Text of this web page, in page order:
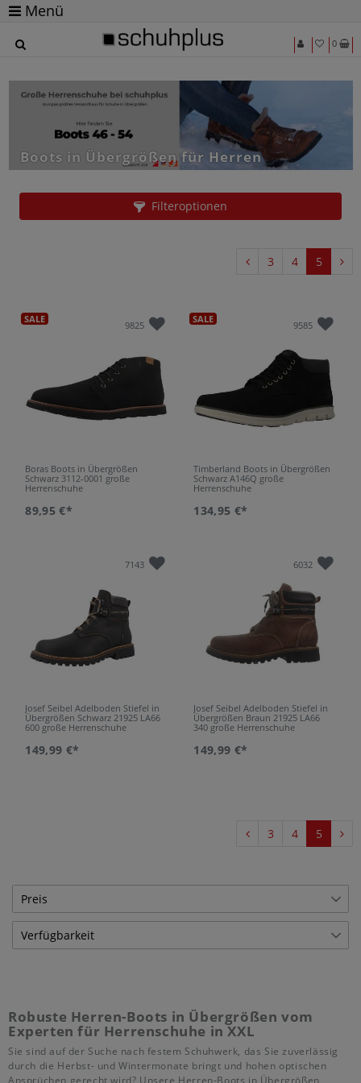
Menü
0
Boots in Übergrößen für Herren
Filteroptionen
3 4 5
SALE 9825
Boras Boots in Übergrößen
Schwarz 3112-0001 große
Herrenschuhe
89,95 €*
SALE 9585
Timberland Boots in Übergrößen
Schwarz A146Q große
Herrenschuhe
134,95 €*
7143
Josef Seibel Adelboden Stiefel in
Übergrößen Schwarz 21925 LA66
600 große Herrenschuhe
149,99 €*
6032
Josef Seibel Adelboden Stiefel in
Übergrößen Braun 21925 LA66
340 große Herrenschuhe
149,99 €*
3 4 5
Preis
€ ― €
Verfügbarkeit
Robuste Herren-Boots in Übergrößen vom
Experten für Herrenschuhe in XXL
Sie sind auf der Suche nach festem Schuhwerk, das Sie zuverlässig
durch die Herbst- und Wintermonate bringt und hohen optischen